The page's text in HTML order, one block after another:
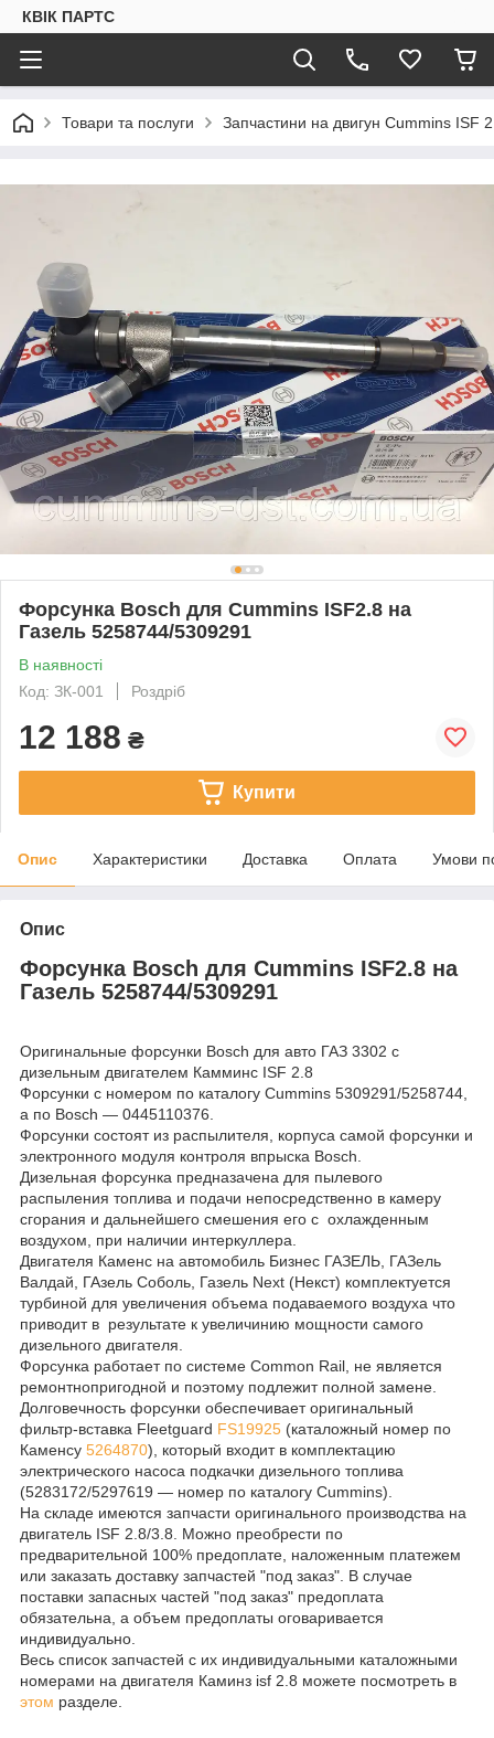
КВІК ПАРТС
Товари та послуги Запчастини на двигун Cummins ISF
Форсунка Bosch для Cummins ISF2.8 на
Газель 5258744/5309291
В наявності
Код: ЗК-001
Роздріб
12 188 ₴
Купити
Опис Характеристики Доставка Оплата Умови
Опис
Форсунка Bosch для Cummins ISF2.8 на
Газель 5258744/5309291
Оригинальные форсунки Bosch для авто ГАЗ 3302 с
дизельным двигателем Камминс ISF 2.8
Форсунки с номером по каталогу Cummins 5309291/5258744,
а по Bosch ― 0445110376.
Форсунки состоят из распылителя, корпуса самой форсунки и
электронного модуля контроля впрыска Bosch.
Дизельная форсунка предназачена для пылевого
распыления топлива и подачи непосредственно в камеру
сгорания и дальнейшего смешения его с охлажденным
воздухом, при наличии интеркуллера.
Двигателя Каменс на автомобиль Бизнес ГАЗЕЛЬ, ГАЗель
Валдай, ГАзель Соболь, Газель Next (Некст) комплектуется
турбиной для увеличения объема подаваемого воздуха что
приводит в результате к увеличинию мощности самого
дизельного двигателя.
Форсунка работает по системе Common Rail, не является
ремонтнопригодной и поэтому подлежит полной замене.
Долговечность форсунки обеспечивает оригинальный
фильтр-вставка Fleetguard FS19925 (каталожный номер по
Каменсу 5264870), который входит в комплектацию
электрического насоса подкачки дизельного топлива
(5283172/5297619 ― номер по каталогу Cummins).
На складе имеются запчасти оригинального производства на
двигатель ISF 2.8/3.8. Можно преобрести по
предварительной 100% предоплате, наложенным платежем
или заказать доставку запчастей "под заказ". В случае
поставки запасных частей "под заказ" предоплата
обязательна, а объем предоплаты оговаривается
индивидуально.
Весь список запчастей с их индивидуальными каталожными
номерами на двигателя Каминз isf 2.8 можете посмотреть в
этом разделе.